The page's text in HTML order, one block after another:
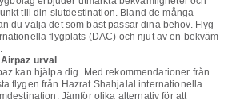
till din slutdestination. Bland de många
du välja det som bäst passar dina behov. Flyg
flygplats (DAC) och njut av en bekväm
urval
kan hjälpa dig. Med rekommendationer från
flygen från Hazrat Shahjalal internationella
Jämför olika alternativ för att